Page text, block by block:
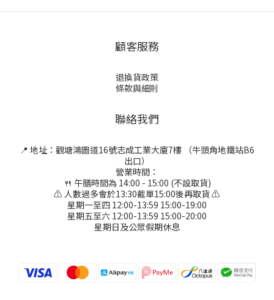
顧客服務
退換貨政策
條款與細則
聯絡我們
📍 地址：觀塘鴻圖道16號志成工業大廈7樓 （牛頭角地鐵站B6
出口）
營業時間：
🍴 午膳時間為 14:00 - 15:00 (不設取貨)
⚠ 人數過多會於13:30截單15:00後再取貨 ⚠
星期一至四 12:00-13:59 15:00-19:00
星期五至六 12:00-13:59 15:00-20:00
星期日及公眾假期休息